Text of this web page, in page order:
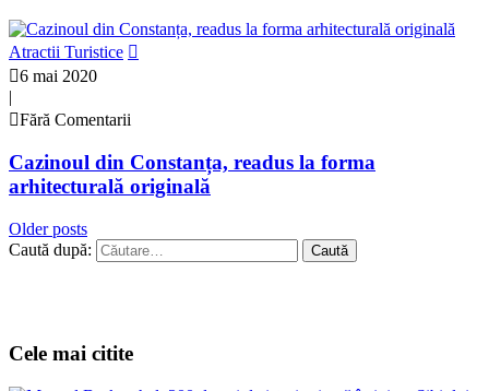
Atractii Turistice
6 mai 2020
|
Fără Comentarii
Cazinoul din Constanța, readus la forma
arhitecturală originală
Older posts
Caută după:
Cele mai citite